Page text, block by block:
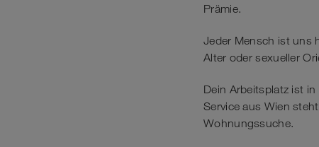
Prämie.
Jeder Mensch ist uns
Alter oder sexueller
Dein Arbeitsplatz ist
Service aus Wien
Wohnungssuche.